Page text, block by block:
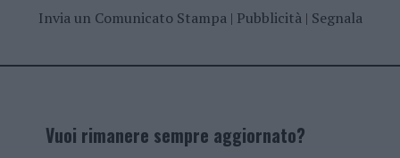
Invia un Comunicato Stampa| Pubblicità| Segnala
Vuoi rimanere sempre aggiornato?